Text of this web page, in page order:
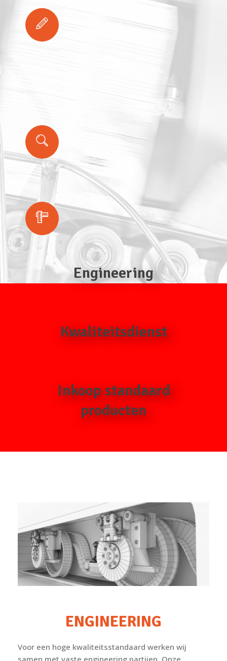
Engineering
Kwaliteitsdienst
Inkoop standaard
producten
ENGINEERING
Voor een hoge kwaliteitsstandaard werken wij